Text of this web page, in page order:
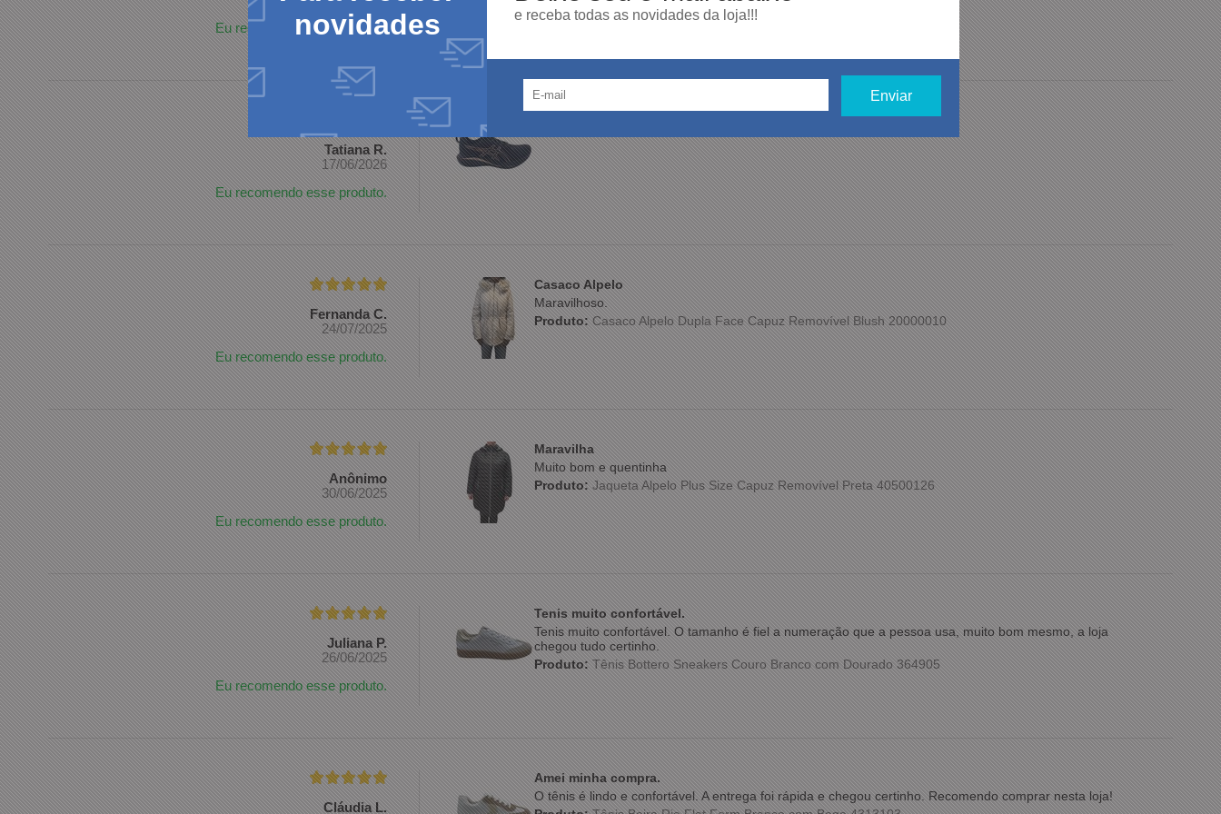
novidades
e receba todas as novidades da loja!!!
Eu recomendo esse produto.
Tatiana R.
17/06/2026
Eu recomendo esse produto.
Fernanda C.
24/07/2025
Eu recomendo esse produto.
Casaco Alpelo
Maravilhoso.
Produto:Casaco Alpelo Dupla Face Capuz Removível Blush 20000010
Anônimo
30/06/2025
Eu recomendo esse produto.
Maravilha
Muito bom e quentinha
Produto:Jaqueta Alpelo Plus Size Capuz Removível Preta 40500126
Juliana P.
26/06/2025
Eu recomendo esse produto.
Tenis muito confortável.
Tenis muito confortável. O tamanho é fiel a numeração que a pessoa usa, muito bom mesmo, a loja
chegou tudo certinho.
Produto:Tênis Bottero Sneakers Couro Branco com Dourado 364905
Cláudia L.
Amei minha compra.
O tênis é lindo e confortável. A entrega foi rápida e chegou certinho. Recomendo comprar nesta loja!